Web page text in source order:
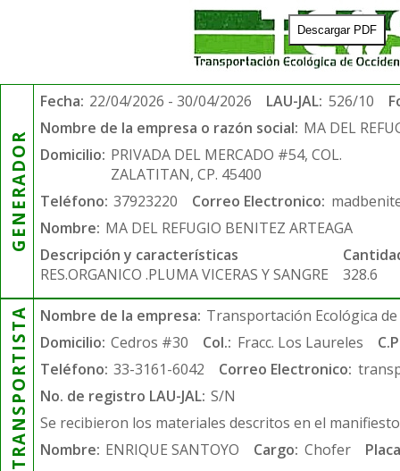
Descargar PDF
GENERADOR
Fecha: 22/04/2026 - 30/04/2026 LAU-JAL: 526/10
Nombre de la empresa o razón social: MA DEL
Domicilio: PRIVADA DEL MERCADO #54, COL.
ZALATITAN, CP. 45400
Teléfono: 37923220 Correo Electronico:
Nombre: MA DEL REFUGIO BENITEZ ARTEAGA
Descripción y características
RES.ORGANICO .PLUMA VICERAS Y SANGRE
328.6
TRANSPORTISTA Nombre de la empresa: Transportación Ecológica de
Domicilio: Cedros #30 Col.: Fracc. Los Laureles
Teléfono: 33-3161-6042 Correo Electronico:
No. de registro LAU-JAL: S/N
Se recibieron los materiales descritos en el
Nombre: ENRIQUE SANTOYO Cargo: Chofer